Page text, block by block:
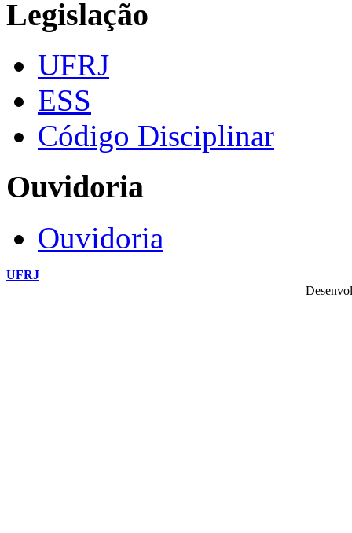
Legislação
UFRJ
ESS
Código Disciplinar
Ouvidoria
Ouvidoria
UFRJ